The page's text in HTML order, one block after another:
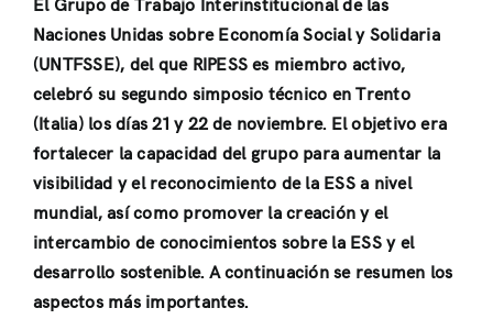
El Grupo de Trabajo Interinstitucional de las
Naciones Unidas sobre Economía Social y Solidaria
(UNTFSSE), del que RIPESS es miembro activo,
celebró su segundo simposio técnico en Trento
(Italia) los días 21 y 22 de noviembre. El objetivo era
fortalecer la capacidad del grupo para aumentar la
visibilidad y el reconocimiento de la ESS a nivel
mundial, así como promover la creación y el
intercambio de conocimientos sobre la ESS y el
desarrollo sostenible. A continuación se resumen los
aspectos más importantes.